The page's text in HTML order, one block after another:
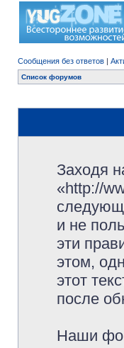
Сообщения без ответов |
Список форумов
Заходя
«http://
и не
эти
этом,
этот
после
Наши